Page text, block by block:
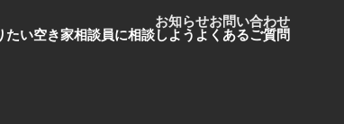
たい空き家相談員に相談しよう よくあるご質問
お知らせお問い合わせ